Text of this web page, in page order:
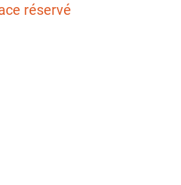
réservé